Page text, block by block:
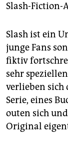
Slash-Fiction-
Slash ist ein
junge Fans
fiktiv
sehr
verlieben sich
Serie, eines
outen sich
Original